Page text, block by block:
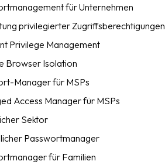
für Unternehmen
privilegierter Zugriffsberechtigungen
Privilege Management
Browser Isolation
Manager für MSPs
Access Manager für MSPs
Sektor
Passwortmanager
für Familien